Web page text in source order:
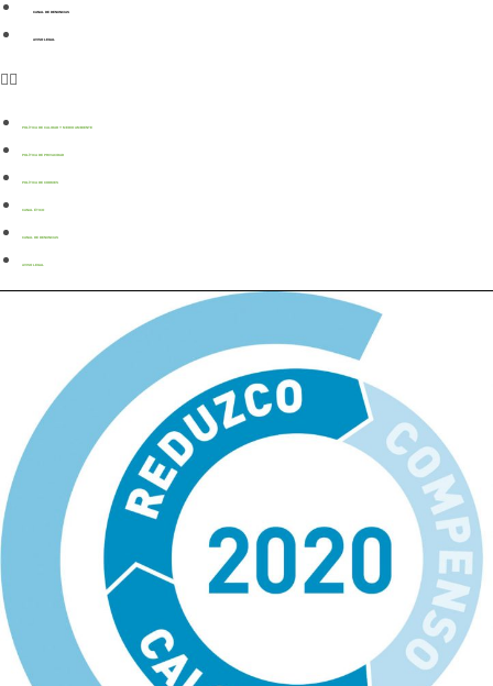
CANAL DE DENUNCIAS
AVISO LEGAL
POLÍTICA DE CALIDAD Y MEDIO AMBIENTE
POLÍTICA DE PRIVACIDAD
POLÍTICA DE COOKIES
CANAL ÉTICO
CANAL DE DENUNCIAS
AVISO LEGAL